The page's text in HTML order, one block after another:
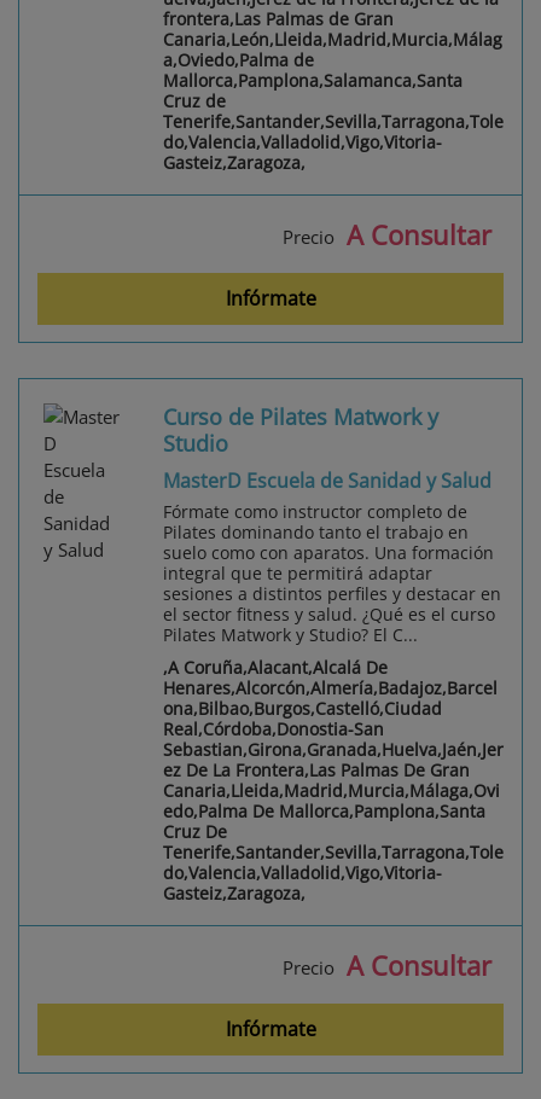
frontera,Las Palmas de Gran
Canaria,León,Lleida,Madrid,Murcia,Málag
a,Oviedo,Palma de
Mallorca,Pamplona,Salamanca,Santa
Cruz de
Tenerife,Santander,Sevilla,Tarragona,Tole
do,Valencia,Valladolid,Vigo,Vitoria-
Gasteiz,Zaragoza,
Precio A Consultar
Infórmate
Curso de Pilates Matwork y
Studio
MasterD Escuela de Sanidad y Salud
Fórmate como instructor completo de
Pilates dominando tanto el trabajo en
suelo como con aparatos. Una formación
integral que te permitirá adaptar
sesiones a distintos perfiles y destacar en
el sector fitness y salud. ¿Qué es el curso
Pilates Matwork y Studio? El C...
,A Coruña,Alacant,Alcalá De
Henares,Alcorcón,Almería,Badajoz,Barcel
ona,Bilbao,Burgos,Castelló,Ciudad
Real,Córdoba,Donostia-San
Sebastian,Girona,Granada,Huelva,Jaén,Jer
ez De La Frontera,Las Palmas De Gran
Canaria,Lleida,Madrid,Murcia,Málaga,Ovi
edo,Palma De Mallorca,Pamplona,Santa
Cruz De
Tenerife,Santander,Sevilla,Tarragona,Tole
do,Valencia,Valladolid,Vigo,Vitoria-
Gasteiz,Zaragoza,
Precio A Consultar
Infórmate